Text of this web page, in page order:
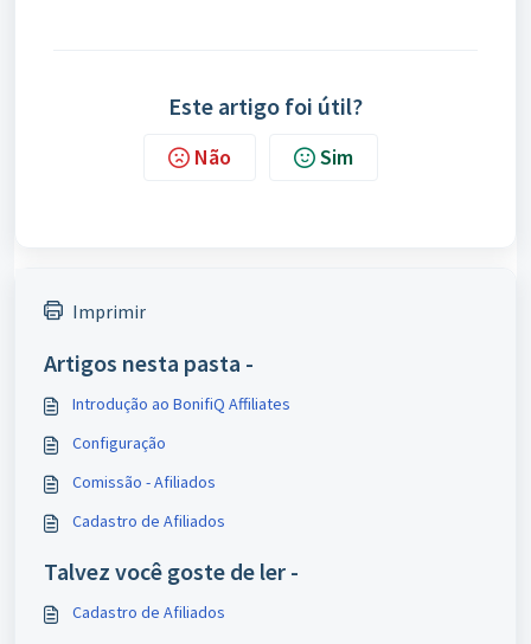
Este artigo foi útil?
Não Sim
Imprimir
Artigos nesta pasta -
Introdução ao BonifiQ Affiliates
Configuração
Comissão - Afiliados
Cadastro de Afiliados
Talvez você goste de ler -
Cadastro de Afiliados